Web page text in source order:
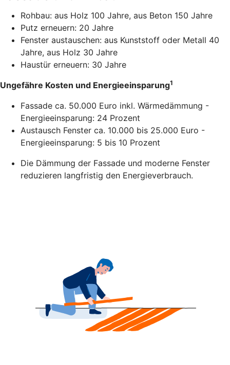
Rohbau: aus Holz 100 Jahre, aus Beton 150 Jahre
Putz erneuern: 20 Jahre
Fenster austauschen: aus Kunststoff oder Metall 40
Jahre, aus Holz 30 Jahre
Haustür erneuern: 30 Jahre
Ungefähre Kosten und Energieeinsparung1
Fassade ca. 50.000 Euro inkl. Wärmedämmung -
Energieeinsparung: 24 Prozent
Austausch Fenster ca. 10.000 bis 25.000 Euro -
Energieeinsparung: 5 bis 10 Prozent
Die Dämmung der Fassade und moderne Fenster
reduzieren langfristig den Energieverbrauch.